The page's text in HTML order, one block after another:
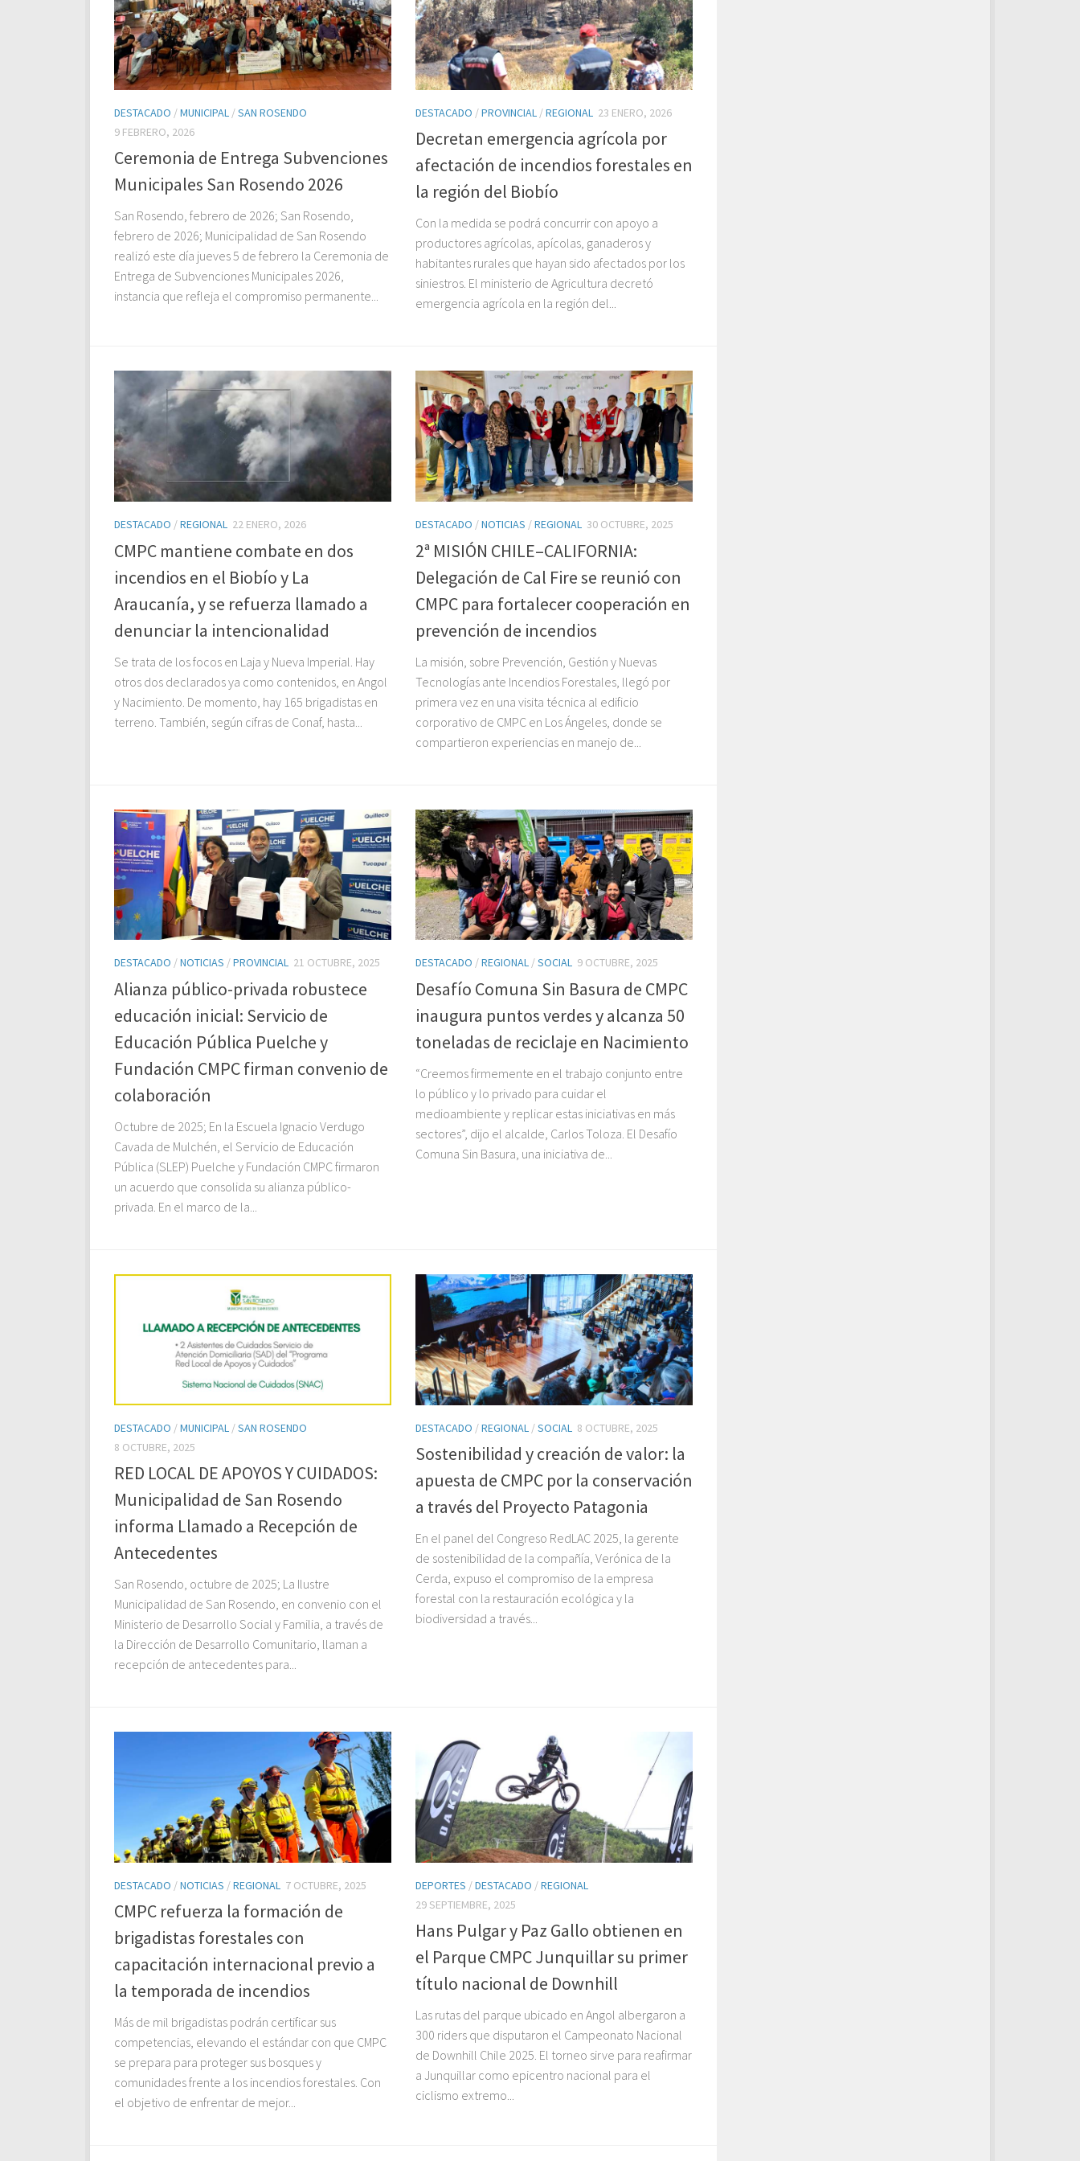
DESTACADO /MUNICIPAL /SAN ROSENDO
9 FEBRERO, 2026
Ceremonia de Entrega Subvenciones
Municipales San Rosendo 2026
San Rosendo, febrero de 2026; San Rosendo,
febrero de 2026; Municipalidad de San Rosendo
realizó este día jueves 5 de febrero la Ceremonia de
Entrega de Subvenciones Municipales 2026,
instancia que refleja el compromiso permanente...
DESTACADO /PROVINCIAL /REGIONAL 23 ENERO, 2026
Decretan emergencia agrícola por
afectación de incendios forestales en
la región del Biobío
Con la medida se podrá concurrir con apoyo a
productores agrícolas, apícolas, ganaderos y
habitantes rurales que hayan sido afectados por los
siniestros. El ministerio de Agricultura decretó
emergencia agrícola en la región del...
DESTACADO /REGIONAL 22 ENERO, 2026
CMPC mantiene combate en dos
incendios en el Biobío y La
Araucanía, y se refuerza llamado a
denunciar la intencionalidad
Se trata de los focos en Laja y Nueva Imperial. Hay
otros dos declarados ya como contenidos, en Angol
y Nacimiento. De momento, hay 165 brigadistas en
terreno. También, según cifras de Conaf, hasta...
DESTACADO /NOTICIAS /REGIONAL 30 OCTUBRE, 2025
2ª MISIÓN CHILE–CALIFORNIA:
Delegación de Cal Fire se reunió con
CMPC para fortalecer cooperación en
prevención de incendios
La misión, sobre Prevención, Gestión y Nuevas
Tecnologías ante Incendios Forestales, llegó por
primera vez en una visita técnica al edificio
corporativo de CMPC en Los Ángeles, donde se
compartieron experiencias en manejo de...
DESTACADO /NOTICIAS /PROVINCIAL 21 OCTUBRE, 2025
Alianza público-privada robustece
educación inicial: Servicio de
Educación Pública Puelche y
Fundación CMPC firman convenio de
colaboración
Octubre de 2025; En la Escuela Ignacio Verdugo
Cavada de Mulchén, el Servicio de Educación
Pública (SLEP) Puelche y Fundación CMPC firmaron
un acuerdo que consolida su alianza público-
privada. En el marco de la...
DESTACADO /REGIONAL /SOCIAL 9 OCTUBRE, 2025
Desafío Comuna Sin Basura de CMPC
inaugura puntos verdes y alcanza 50
toneladas de reciclaje en Nacimiento
“Creemos firmemente en el trabajo conjunto entre
lo público y lo privado para cuidar el
medioambiente y replicar estas iniciativas en más
sectores”, dijo el alcalde, Carlos Toloza. El Desafío
Comuna Sin Basura, una iniciativa de...
DESTACADO /MUNICIPAL /SAN ROSENDO
8 OCTUBRE, 2025
RED LOCAL DE APOYOS Y CUIDADOS:
Municipalidad de San Rosendo
informa Llamado a Recepción de
Antecedentes
San Rosendo, octubre de 2025; La Ilustre
Municipalidad de San Rosendo, en convenio con el
Ministerio de Desarrollo Social y Familia, a través de
la Dirección de Desarrollo Comunitario, llaman a
recepción de antecedentes para...
DESTACADO /REGIONAL /SOCIAL 8 OCTUBRE, 2025
Sostenibilidad y creación de valor: la
apuesta de CMPC por la conservación
a través del Proyecto Patagonia
En el panel del Congreso RedLAC 2025, la gerente
de sostenibilidad de la compañía, Verónica de la
Cerda, expuso el compromiso de la empresa
forestal con la restauración ecológica y la
biodiversidad a través...
DESTACADO /NOTICIAS /REGIONAL 7 OCTUBRE, 2025
CMPC refuerza la formación de
brigadistas forestales con
capacitación internacional previo a
la temporada de incendios
Más de mil brigadistas podrán certificar sus
competencias, elevando el estándar con que CMPC
se prepara para proteger sus bosques y
comunidades frente a los incendios forestales. Con
el objetivo de enfrentar de mejor...
DEPORTES /DESTACADO /REGIONAL
29 SEPTIEMBRE, 2025
Hans Pulgar y Paz Gallo obtienen en
el Parque CMPC Junquillar su primer
título nacional de Downhill
Las rutas del parque ubicado en Angol albergaron a
300 riders que disputaron el Campeonato Nacional
de Downhill Chile 2025. El torneo sirve para reafirmar
a Junquillar como epicentro nacional para el
ciclismo extremo...